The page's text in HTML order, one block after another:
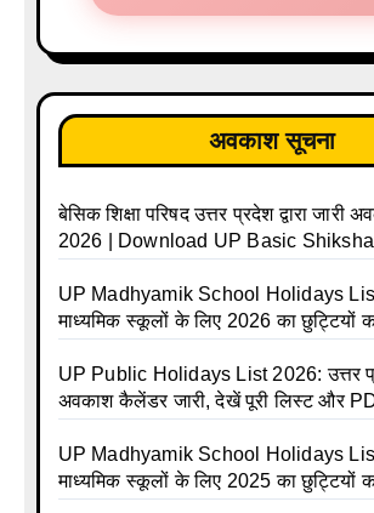
अवकाश सूचना
बेसिक शिक्षा परिषद उत्तर प्रदेश द्वारा जारी
2026 | Download UP Basic
Basic School Avkash Talika UP
Shiksha Parishad Avkash Talika
Calendar List 2026
UP Madhyamik School Holidays
माध्यमिक स्कूलों के लिए 2026 का छुट्टियों
UP Madhyamik Avkash Talika
Madhyamik School avkash suchi |
Holiday Calendar | Madhyamik
List 2026
UP Public Holidays List 2026: उत्तर
अवकाश कैलेंडर जारी, देखें पूरी लिस्ट और
talika | Sarkari Avkash Talika | Up
Holidays Calendar
UP Madhyamik School Holidays
माध्यमिक स्कूलों के लिए 2025 का छुट्टियों